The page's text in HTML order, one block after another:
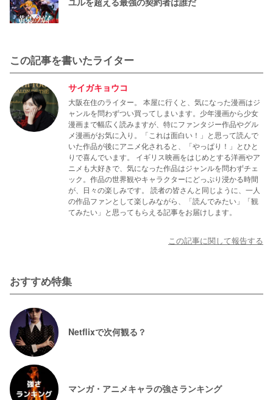
この記事を書いたライター
サイガキョウコ
大阪在住のライター。 本屋に行くと、気になった漫画はジ
ャンルを問わずつい買ってしまいます。少年漫画から少女
漫画まで幅広く読みますが、特にファンタジー作品やグル
メ漫画がお気に入り。「これは面白い！」と思って読んで
いた作品が後にアニメ化されると、「やっぱり！」とひと
りで喜んでいます。 イギリス映画をはじめとする洋画やア
ニメも大好きで、気になった作品はジャンルを問わずチェ
ック。作品の世界観やキャラクターにどっぷり浸かる時間
が、日々の楽しみです。 読者の皆さんと同じように、一人
の作品ファンとして楽しみながら、「読んでみたい」「観
てみたい」と思ってもらえる記事をお届けします。
この記事に関して報告する
おすすめ特集
Netflixで次何観る？
マンガ・アニメキャラの強さランキング